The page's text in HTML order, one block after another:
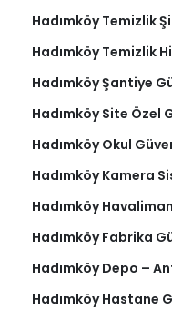
Hadımköy Temizlik
Hadımköy Temizlik
Hadımköy Şantiye
Hadımköy Site Özel
Hadımköy Okul
Hadımköy Kamera
Hadımköy
Hadımköy Fabrika
Hadımköy Depo –
Hadımköy Hastane